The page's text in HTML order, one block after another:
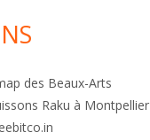
des Beaux-Arts
Raku à Montpellier